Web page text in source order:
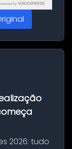
by VOICEXPRESS
2026: tudo